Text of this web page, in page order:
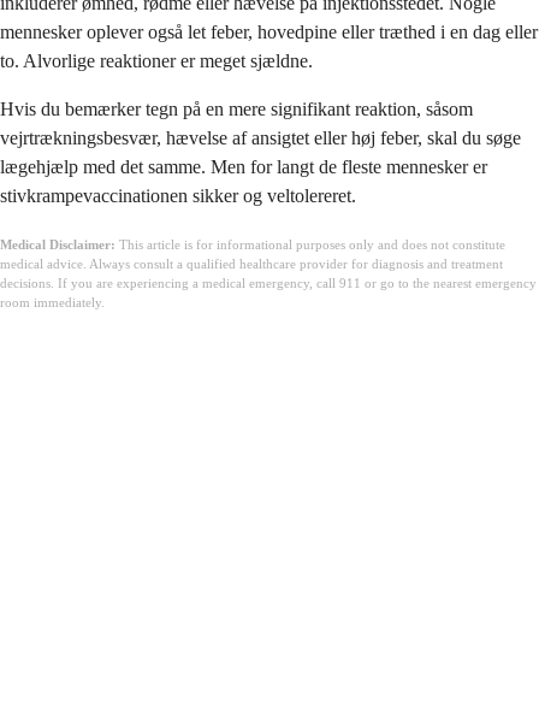
mennesker oplever også let feber, hovedpine eller træthed i en dag eller
to. Alvorlige reaktioner er meget sjældne.
Hvis du bemærker tegn på en mere signifikant reaktion, såsom
vejrtrækningsbesvær, hævelse af ansigtet eller høj feber, skal du søge
lægehjælp med det samme. Men for langt de fleste mennesker er
stivkrampevaccinationen sikker og veltolereret.
Medical Disclaimer: This article is for informational purposes only and does not constitute
medical advice. Always consult a qualified healthcare provider for diagnosis and treatment
decisions. If you are experiencing a medical emergency, call 911 or go to the nearest emergency
room immediately.